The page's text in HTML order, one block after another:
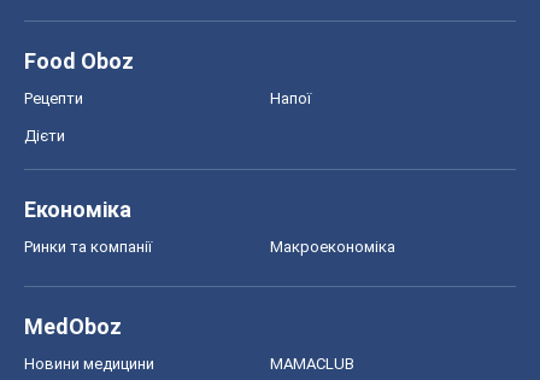
Food Oboz
Рецепти Напої
Дієти
Економіка
Ринки та компанії Макроекономіка
MedOboz
Новини медицини MAMACLUB